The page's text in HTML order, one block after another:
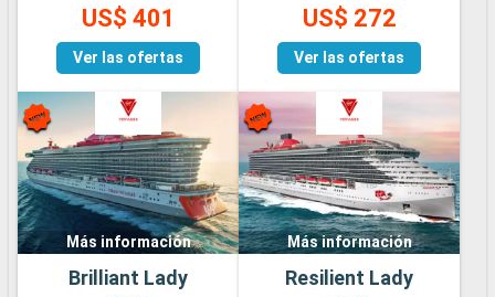
US$ 401
Ver las ofertas
US$ 272
Ver las ofertas
Más información
Brilliant Lady
Más información
Resilient Lady